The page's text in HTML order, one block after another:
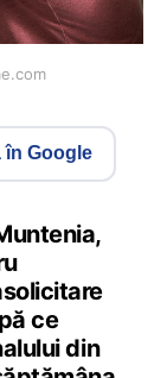
în Google
ce
din